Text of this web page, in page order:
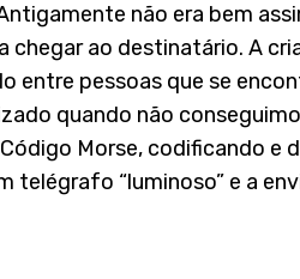
não era bem
chegar ao destinatário. A
entre pessoas que se
quando não
Morse, codificando e
telégrafo “luminoso” e a